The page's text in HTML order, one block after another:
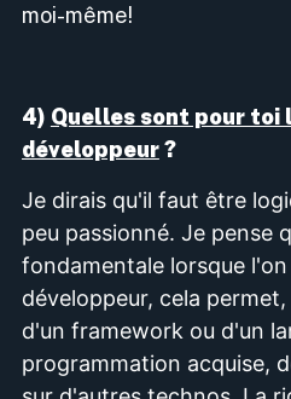
moi-même!
4) Quelles sont pour toi
développeur?
Je dirais qu'il faut être
peu passionné. Je pense
fondamentale lorsque
développeur, cela
d'un framework ou d'un
programmation acquise,